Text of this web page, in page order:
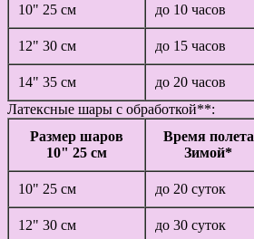
10" 25 см до 10 часов
12" 30 см до 15 часов
14" 35 см до 20 часов
Латексные шары с обработкой**:
Размер шаров
10" 25 см
Время полета
Зимой*
10" 25 см до 20 суток
12" 30 см до 30 суток